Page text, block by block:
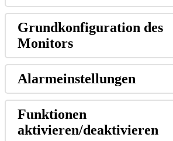
Grundkonfiguration des
Monitors
Alarmeinstellungen
Funktionen
aktivieren/deaktivieren